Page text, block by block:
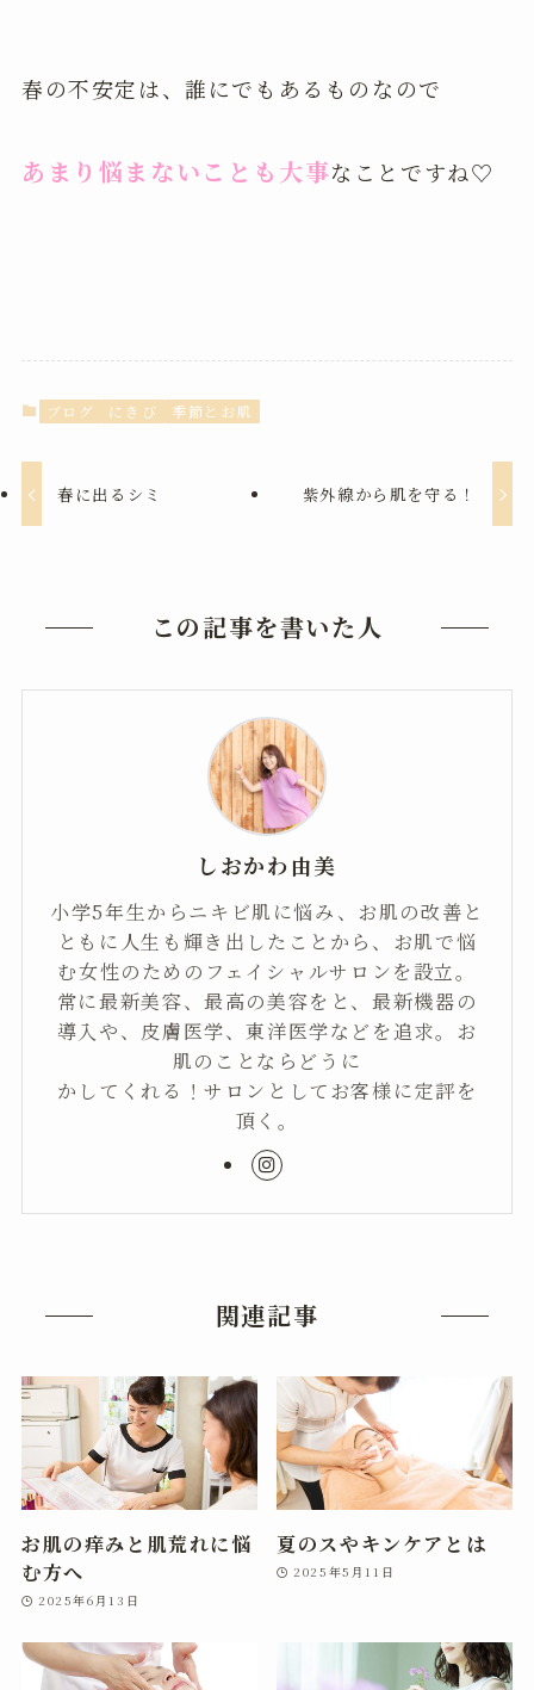
春の不安定は、誰にでもあるものなので
あまり悩まないことも大事なことですね♡
ブログ にきび 季節とお肌
春に出るシミ 紫外線から肌を守る！
この記事を書いた人
しおかわ由美
小学5年生からニキビ肌に悩み、お肌の改善と
ともに人生も輝き出したことから、お肌で悩
む女性のためのフェイシャルサロンを設立。
常に最新美容、最高の美容をと、最新機器の
導入や、皮膚医学、東洋医学などを追求。お
肌のことならどうに
かしてくれる！サロンとしてお客様に定評を
頂く。
関連記事
お肌の痒みと肌荒れに悩
む方へ
2025年6月13日
夏のスやキンケアとは
2025年5月11日